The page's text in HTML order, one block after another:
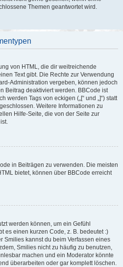
Themen geantwortet wird.
von HTML, die dir weitreichende
Text gibt. Die Rechte zur Verwendung
Administration vergeben, können jedoch
Beitrag deaktiviert werden. BBCode ist
werden Tags von eckigen („[“ und „]“) statt
Weitere Informationen zu
Hilfe-Seite, die von der Seite zur
in Beiträgen zu verwenden. Die meisten
bietet, können über BBCode erreicht
werden können, um ein Gefühl
es einen kurzen Code, z. B. bedeutet :)
Smilies kannst du beim Verfassen eines
Smilies nicht zu häufig zu benutzen,
machen und ein Moderator könnte
überarbeiten oder gar komplett löschen.